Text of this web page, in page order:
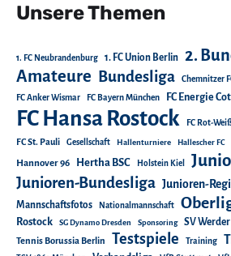
Unsere Themen
1. FC Neubrandenburg 1. FC Union Berlin 2.
Amateure Bundesliga Chemnitzer
FC Anker Wismar FC Bayern München FC Energie
FC Hansa Rostock FC Rot-
FC St. Pauli Gesellschaft Hallenturniere Hallescher FC
Hannover 96 Hertha BSC Holstein Kiel
Junioren-Bundesliga Junioren-
Mannschaftsfotos
Nationalmannschaft
Rostock SG Dynamo Dresden Sponsoring SV
Tennis Borussia Berlin Testspiele Training